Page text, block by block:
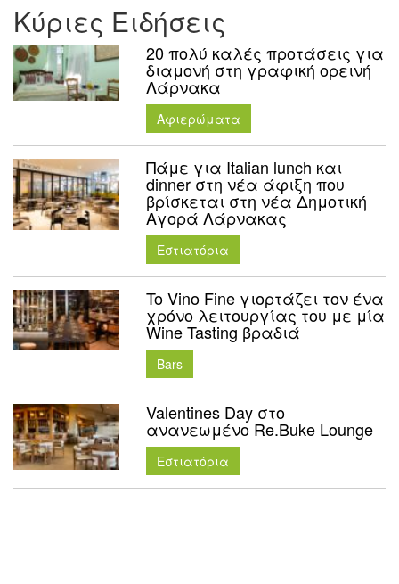
Κύριες Ειδήσεις
20 πολύ καλές προτάσεις για
διαμονή στη γραφική ορεινή
Λάρνακα
Aφιερώματα
Πάμε για Italian lunch και
dinner στη νέα άφιξη που
βρίσκεται στη νέα Δημοτική
Αγορά Λάρνακας
Εστιατόρια
To Vino Fine γιορτάζει τον ένα
χρόνο λειτουργίας του με μία
Wine Tasting βραδιά
Bars
Valentines Day στο
ανανεωμένο Re.Buke Lounge
Εστιατόρια